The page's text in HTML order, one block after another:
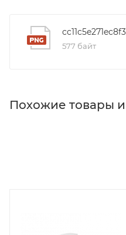
577 байт
Похожие товары